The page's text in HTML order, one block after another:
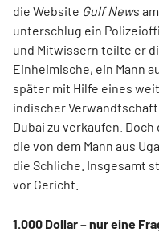
die Website Gulf News
unterschlug ein
und Mitwissern teilte er
Einheimische, ein Mann
später mit Hilfe eines
indischer
Dubai zu verkaufen.
die von dem Mann aus
die Schliche. Insgesamt
vor Gericht.
1.000 Dollar – nur eine